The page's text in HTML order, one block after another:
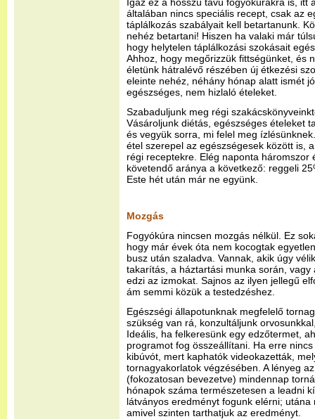
általában nincs speciális recept, csak az
táplálkozás szabályait kell betartanunk.
nehéz betartani! Hiszen ha valaki már
hogy helytelen táplálkozási szokásait
Ahhoz, hogy megőrizzük fittségünket, és
életünk hátralévő részében új étkezési
eleinte nehéz, néhány hónap alatt ismét
egészséges, nem hizlaló ételeket.
Szabaduljunk meg régi
Vásároljunk diétás, egészséges ételeket
és vegyük sorra, mi felel meg
étel szerepel az egészségesek között is,
régi receptekre. Elég naponta háromszor
követendő aránya a következő: reggeli
Este hét után már ne együnk.
Mozgás
Fogyókúra nincsen mozgás nélkül. Ez
hogy már évek óta nem kocogtak
busz után szaladva. Vannak, akik úgy
takarítás, a háztartási munka során, vagy
edzi az izmokat. Sajnos az ilyen jellegű
ám semmi közük a testedzéshez.
Egészségi állapotunknak megfelelő
szükség van rá, konzultáljunk
Ideális, ha felkeresünk egy edzőtermet,
programot fog összeállítani. Ha erre
kibúvót, mert kaphatók videokazetták,
tornagyakorlatok végzésében. A lényeg
(fokozatosan bevezetve) mindennap
hónapok száma természetesen a leadni
látványos eredményt fogunk elérni;
amivel szinten tarthatjuk az eredményt.